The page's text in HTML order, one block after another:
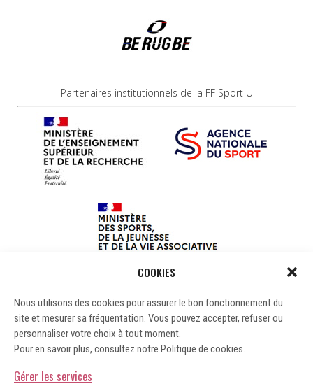
COOKIES
Nous utilisons des cookies pour assurer le bon fonctionnement du
site et mesurer sa fréquentation. Vous pouvez accepter, refuser ou
personnaliser votre choix à tout moment.
Pour en savoir plus, consultez notre Politique de cookies.
Gérer les services
Partenaires institutionnels de la FF Sport U